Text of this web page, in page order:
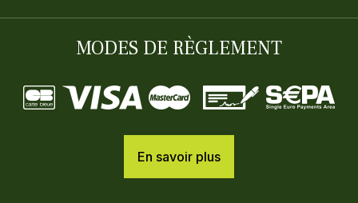
MODES DE RÈGLEMENT
En savoir plus